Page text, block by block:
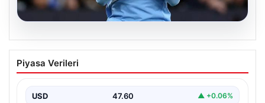
Galatasaray Orta Sahaya Dev Transfer
Pressajı: Manchester City’nin Yıldızı
Yüzde Yüz
Piyasa Verileri
USD 47.60 ▲ +0.06%